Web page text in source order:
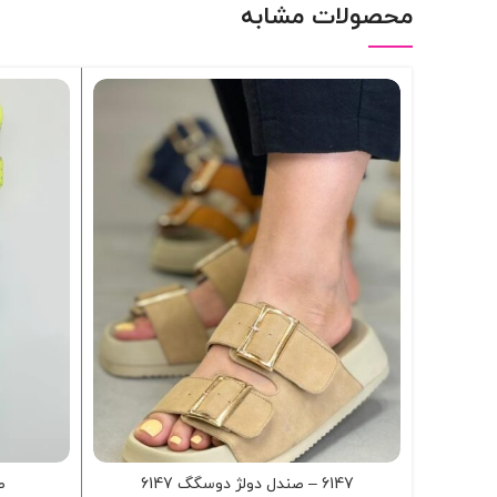
محصولات مشابه
6147 – صندل دولژ دوسگگ 6147